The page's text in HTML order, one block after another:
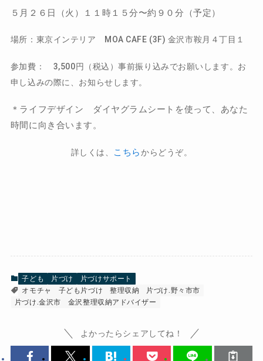
５月２６日（火）１１時１５分〜約９０分（予定）
場所：東京インテリア MOA CAFE (3F) 金沢市鞍月４丁目１
参加費： 3,500円（税込）事前振り込みでお願いします。お
申し込みの際に、お知らせします。
＊ライフデザイン ダイヤグラムシートを使って、あなた
時間に向き合います。
詳しくは、 こちらからどうぞ。
子ども 片づけ
片づけサポート
オモチャ
子ども片づけ 整理収納
片づけ.野々市市
片づけ.金沢市
金沢整理収納アドバイザー
よかったらシェアしてね！